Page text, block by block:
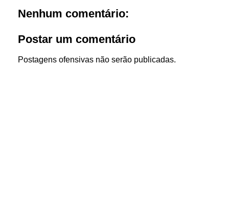
Nenhum comentário:
Postar um comentário
Postagens ofensivas não serão publicadas.